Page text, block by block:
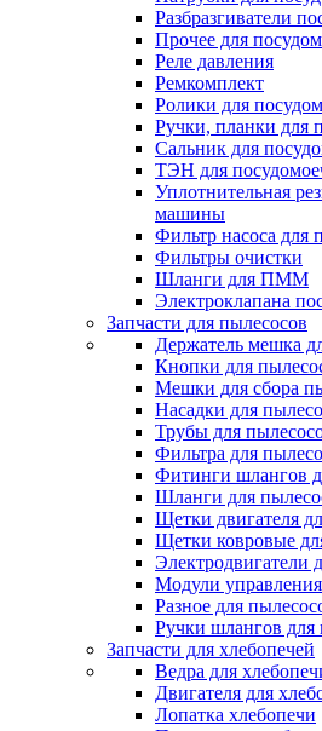
Разбразгиватели
Прочее для
Реле давления
Ремкомплект
Ролики для
Ручки, планки для
Сальник для
ТЭН для
Уплотнительная
машины
Фильтр насоса для
Фильтры очистки
Шланги для ПММ
Электроклапана
Запчасти для пылесосов
Держатель мешка
Кнопки для
Мешки для сбора
Насадки для
Трубы для
Фильтра для
Фитинги шлангов
Шланги для
Щетки двигателя
Щетки ковровые
Электродвигатели
Модули
Разное для
Ручки шлангов для
Запчасти для хлебопечей
Ведра для
Двигателя для
Лопатка хлебопечи